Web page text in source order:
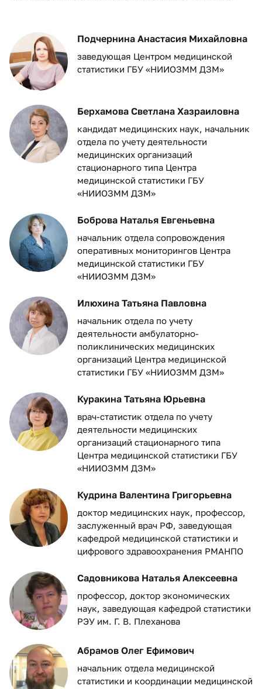
Подчернина Анастасия Михайловна
заведующая Центром медицинской
статистики ГБУ «НИИОЗММ ДЗМ»
Берхамова Светлана Хазраиловна
кандидат медицинских наук, начальник
отдела по учету деятельности
медицинских организаций
стационарного типа Центра
медицинской статистики ГБУ
«НИИОЗММ ДЗМ»
Боброва Наталья Евгеньевна
начальник отдела сопровождения
оперативных мониторингов Центра
медицинской статистики ГБУ
«НИИОЗММ ДЗМ»
Илюхина Татьяна Павловна
начальник отдела по учету
деятельности амбулаторно-
поликлинических медицинских
организаций Центра медицинской
статистики ГБУ «НИИОЗММ ДЗМ»
Куракина Татьяна Юрьевна
врач-статистик отдела по учету
деятельности медицинских
организаций стационарного типа
Центра медицинской статистики ГБУ
«НИИОЗММ ДЗМ»
Кудрина Валентина Григорьевна
доктор медицинских наук, профессор,
заслуженный врач РФ, заведующая
кафедрой медицинской статистики и
цифрового здравоохранения РМАНПО
Садовникова Наталья Алексеевна
профессор, доктор экономических
наук, заведующая кафедрой статистики
РЭУ им. Г. В. Плеханова
Абрамов Олег Ефимович
начальник отдела медицинской
статистики и координации медицинской